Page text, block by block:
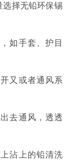
选择无铅环保锡
如手套、护目
又或者通风系
去通风，透透
沾上的铅清洗